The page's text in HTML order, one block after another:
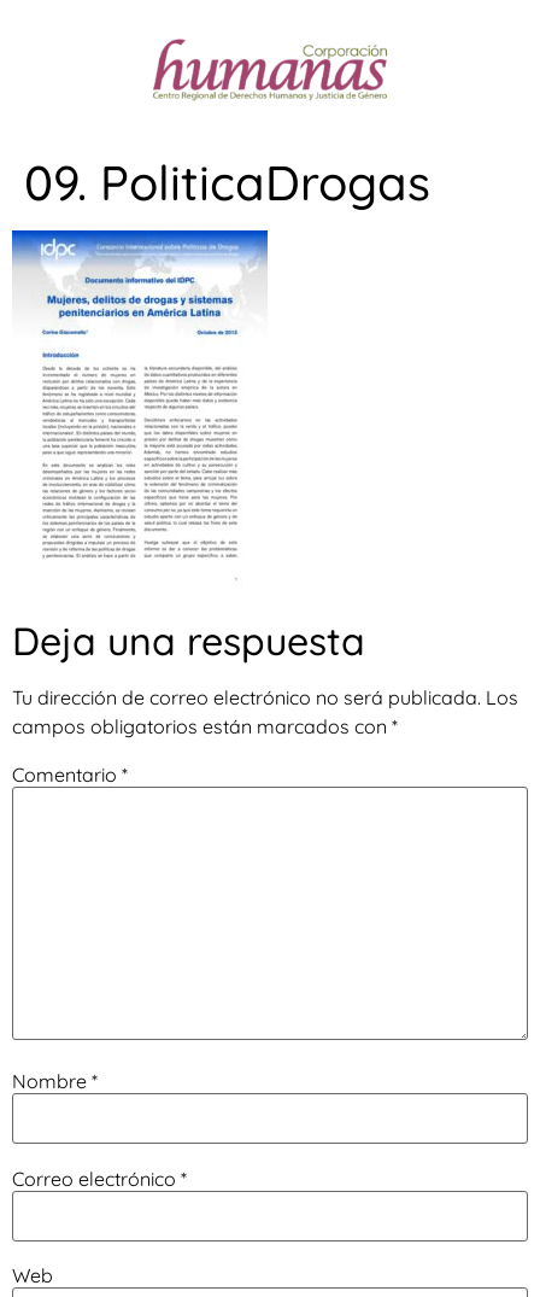
09. PoliticaDrogas
Deja una respuesta
Tu dirección de correo electrónico no será publicada. Los
campos obligatorios están marcados con *
Comentario *
Nombre *
Correo electrónico *
Web